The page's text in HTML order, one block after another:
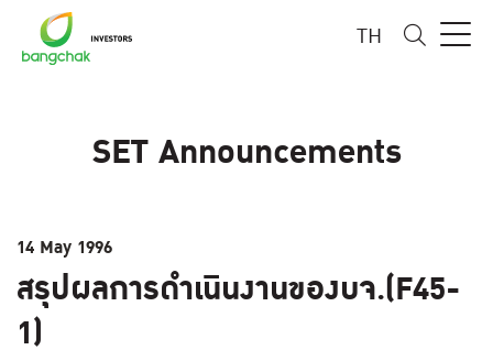
TH
SET Announcements
14 May 1996
สรุปผลการดำเนินงานของบจ.(F45-
1)